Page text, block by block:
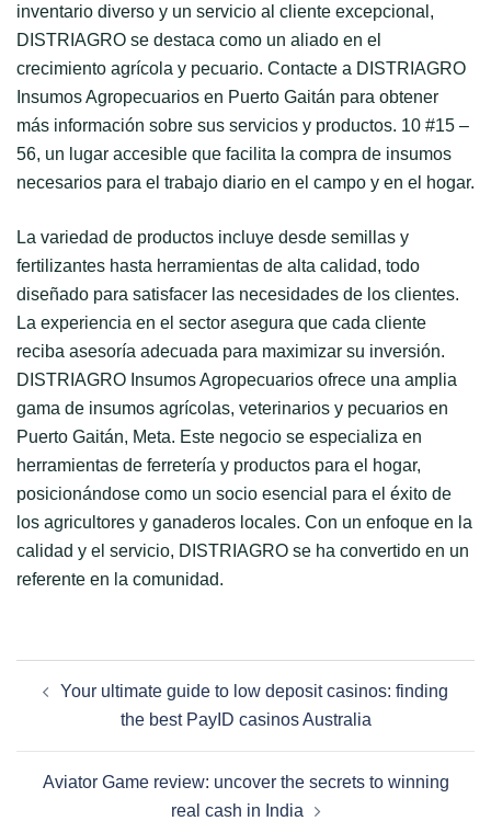
inventario diverso y un servicio al cliente excepcional,
DISTRIAGRO se destaca como un aliado en el
crecimiento agrícola y pecuario. Contacte a DISTRIAGRO
Insumos Agropecuarios en Puerto Gaitán para obtener
más información sobre sus servicios y productos. 10 #15 –
56, un lugar accesible que facilita la compra de insumos
necesarios para el trabajo diario en el campo y en el hogar.
La variedad de productos incluye desde semillas y
fertilizantes hasta herramientas de alta calidad, todo
diseñado para satisfacer las necesidades de los clientes.
La experiencia en el sector asegura que cada cliente
reciba asesoría adecuada para maximizar su inversión.
DISTRIAGRO Insumos Agropecuarios ofrece una amplia
gama de insumos agrícolas, veterinarios y pecuarios en
Puerto Gaitán, Meta. Este negocio se especializa en
herramientas de ferretería y productos para el hogar,
posicionándose como un socio esencial para el éxito de
los agricultores y ganaderos locales. Con un enfoque en la
calidad y el servicio, DISTRIAGRO se ha convertido en un
referente en la comunidad.
navigation
Your ultimate guide to low deposit casinos: finding
the best PayID casinos Australia
Aviator Game review: uncover the secrets to winning
real cash in India